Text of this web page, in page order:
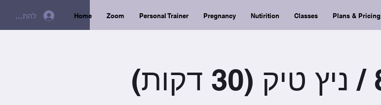
להתחברות Home Zoom Personal Trainer Pregnancy Nutirition Classes Plans & Pricing